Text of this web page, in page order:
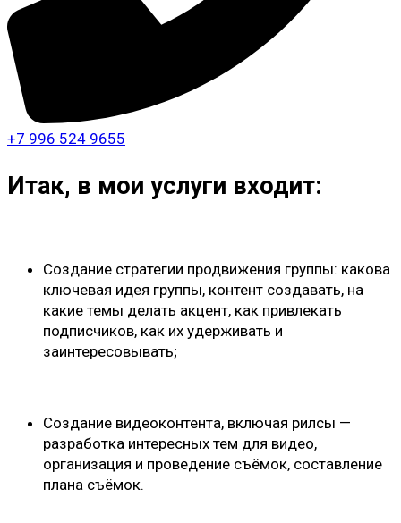
+7 996 524 9655
Итак, в мои услуги входит:
Создание стратегии продвижения группы: какова
ключевая идея группы, контент создавать, на
какие темы делать акцент, как привлекать
подписчиков, как их удерживать и
заинтересовывать;
Создание видеоконтента, включая рилсы —
разработка интересных тем для видео,
организация и проведение съёмок, составление
плана съёмок.